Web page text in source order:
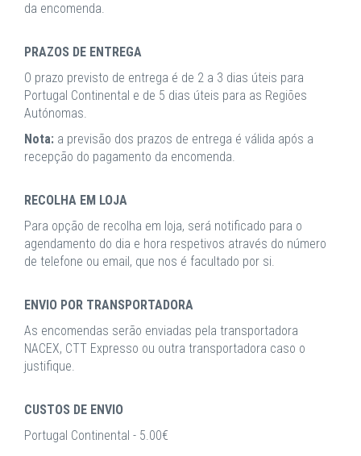
da encomenda.
PRAZOS DE ENTREGA
O prazo previsto de entrega é de 2 a 3 dias úteis para
Portugal Continental e de 5 dias úteis para as Regiões
Autónomas.
Nota: a previsão dos prazos de entrega é válida após a
recepção do pagamento da encomenda.
RECOLHA EM LOJA
Para opção de recolha em loja, será notificado para o
agendamento do dia e hora respetivos através do número
de telefone ou email, que nos é facultado por si.
ENVIO POR TRANSPORTADORA
As encomendas serão enviadas pela transportadora
NACEX, CTT Expresso ou outra transportadora caso o
justifique.
CUSTOS DE ENVIO
Portugal Continental - 5.00€